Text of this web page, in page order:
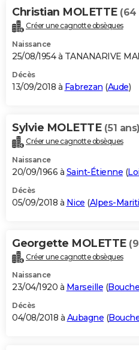
Christian MOLETTE (64
Créer une cagnotte obsèques
Naissance
25/08/1954 à TANANARIVE
Décès
13/09/2018 à Fabrezan (Aude)
Sylvie MOLETTE (51 ans)
Créer une cagnotte obsèques
Naissance
20/09/1966 à Saint-Étienne (
Décès
05/09/2018 à Nice (Alpes-
Georgette MOLETTE
Créer une cagnotte obsèques
Naissance
23/04/1920 à Marseille (
Décès
04/08/2018 à Aubagne (